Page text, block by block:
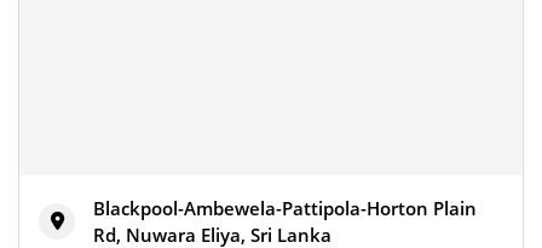
Blackpool-Ambewela-Pattipola-Horton Plain
Rd, Nuwara Eliya, Sri Lanka